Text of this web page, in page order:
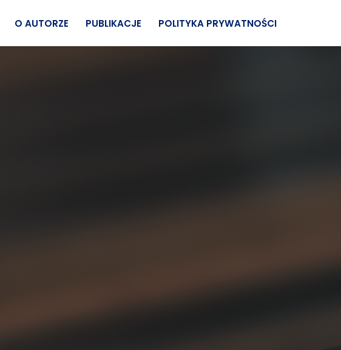
O AUTORZE PUBLIKACJE POLITYKA PRYWATNOŚCI